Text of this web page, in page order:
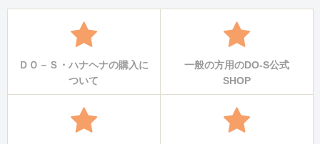
ＤＯ－Ｓ・ハナヘナの購入に
ついて
一般の方用のDO-S公式
SHOP